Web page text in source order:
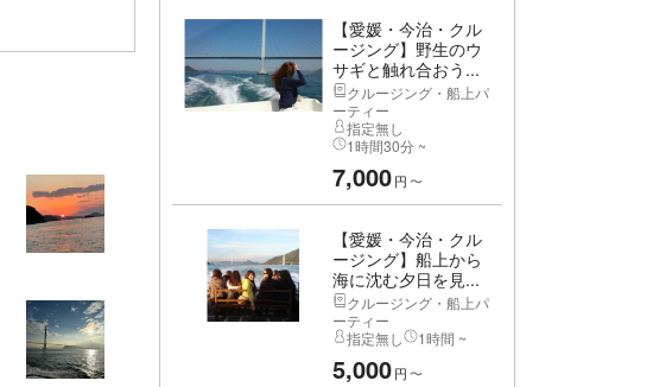
【愛媛・今治・クル
ージング】野生のウ
サギと触れ合おう...
クルージング・船上パ
ーティー
指定無し
1時間30分 ~
7,000円 〜
【愛媛・今治・クル
ージング】船上から
海に沈む夕日を見...
クルージング・船上パ
ーティー
指定無し
1時間 ~
5,000円 〜